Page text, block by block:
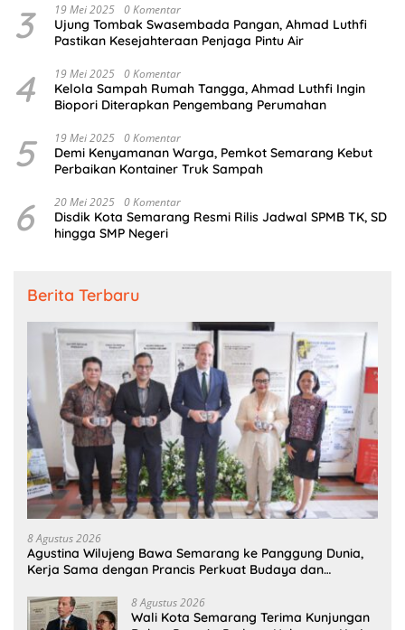
3 19 Mei 2025 0 Komentar
Ujung Tombak Swasembada Pangan, Ahmad Luthfi
Pastikan Kesejahteraan Penjaga Pintu Air
4 19 Mei 2025 0 Komentar
Kelola Sampah Rumah Tangga, Ahmad Luthfi Ingin
Biopori Diterapkan Pengembang Perumahan
5 19 Mei 2025 0 Komentar
Demi Kenyamanan Warga, Pemkot Semarang Kebut
Perbaikan Kontainer Truk Sampah
6 20 Mei 2025 0 Komentar
Disdik Kota Semarang Resmi Rilis Jadwal SPMB TK, SD
hingga SMP Negeri
Berita Terbaru
8 Agustus 2026
Agustina Wilujeng Bawa Semarang ke Panggung Dunia,
Kerja Sama dengan Prancis Perkuat Budaya dan
8 Agustus 2026
Wali Kota Semarang Terima Kunjungan